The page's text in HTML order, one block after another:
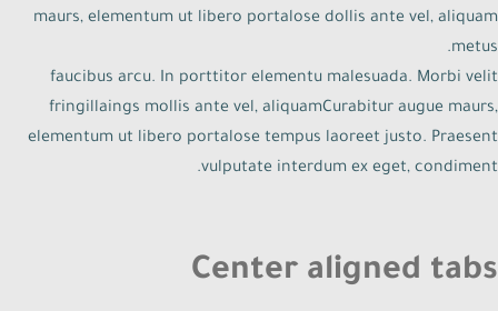
maurs, elementum ut libero portalose dollis ante vel, aliquam
metus.
faucibus arcu. In porttitor elementu malesuada. Morbi velit
fringillaings mollis ante vel, aliquamCurabitur augue maurs,
elementum ut libero portalose tempus laoreet justo. Praesent
vulputate interdum ex eget, condiment.
Center aligned tabs